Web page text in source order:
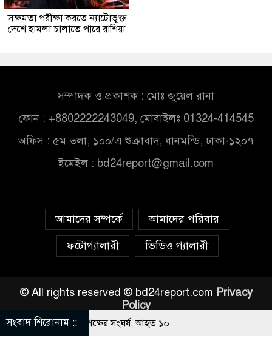
সক্ষমতা পরীক্ষা করতে ন্যাটোভুক্ত
দেশে হামলা চালাতে পারে রাশিয়া
সম্পাদক ও প্রকাশক : মোঃ জুয়েল রানা
ফোন : +8802222243049, মোবাইলঃ 01324-414545
অফিস : ৫ম তলা, ১০০/এ শুক্রাবাদ, ধানমন্ডি, ঢাকা-১২০৭
ইমেইল : bd24report@gmail.com
আমাদের সম্পর্কে
আমাদের পরিবার
ফটোগ্যালারী
ভিডিও গ্যালারী
© All rights reserved © bd24report.com Privacy
Policy
সংবাদ শিরোনাম ::
নিয়ে বর ও কনেপক্ষের সংঘর্ষ, আহত ১০